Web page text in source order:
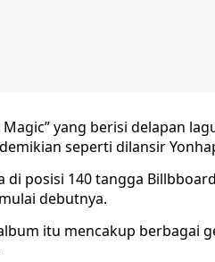
Magic” yang berisi delapan
seperti dilansir
di posisi 140 tangga
debutnya.
itu mencakup berbagai